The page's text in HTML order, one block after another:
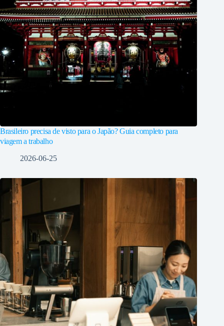
Brasileiro precisa de visto para o Japão? Guia completo para
viagem a trabalho
2026-06-25